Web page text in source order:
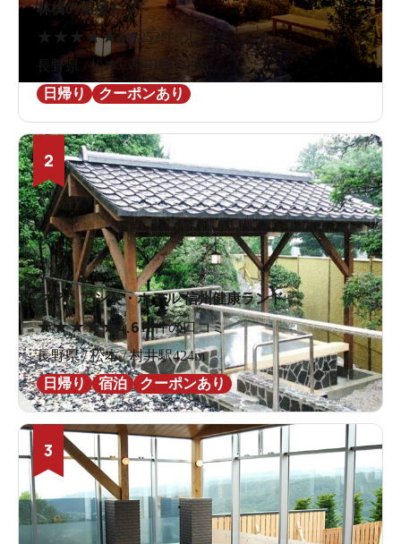
林檎の湯屋おぶ～
★ ★ ★★★4.7252件の口コミ
長野県 / 松本 / 平田駅1.9km
日帰り
クーポンあり
2
クア・アンド・ホテル 信州健康ランド
★★★★★4.616件の口コミ
長野県 / 松本 / 村井駅424m
日帰り
宿泊 クーポンあり
3